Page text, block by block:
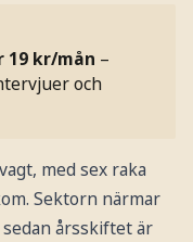
19 kr/mån –
och
med sex raka
Sektorn närmar
årsskiftet är